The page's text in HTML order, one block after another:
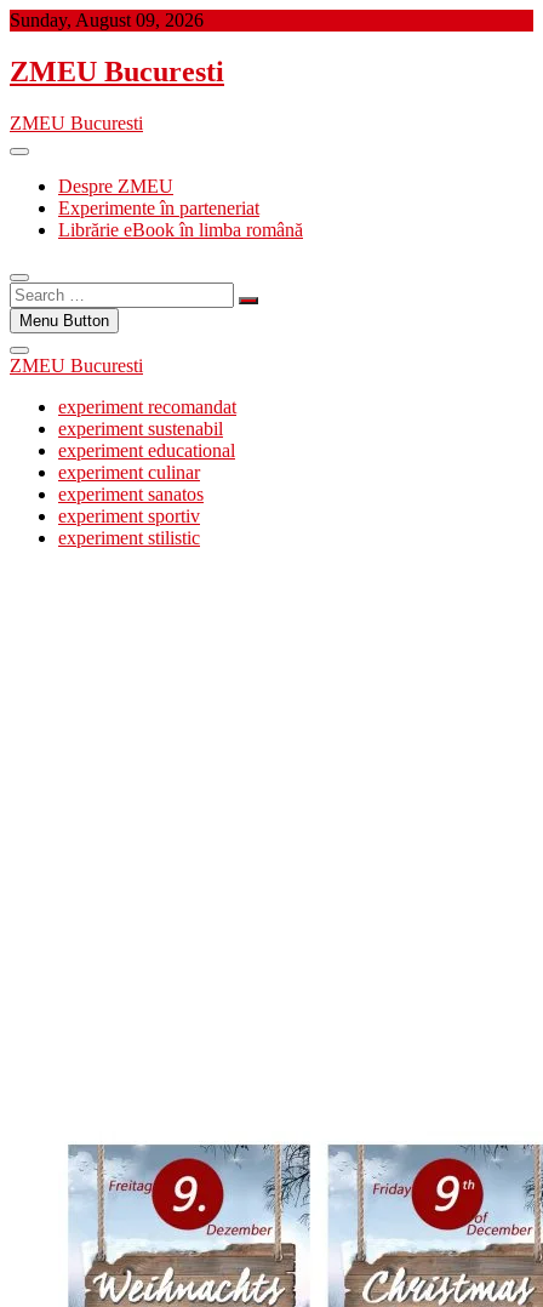
Skip
content
Sunday, August 09, 2026
ZMEU Bucuresti
ZMEU Bucuresti
Despre ZMEU
Experimente în parteneriat
Librărie eBook în limba română
Search
…Menu Button
ZMEU Bucuresti
experiment recomandat
experiment sustenabil
experiment educational
experiment culinar
experiment sanatos
experiment sportiv
experiment stilistic